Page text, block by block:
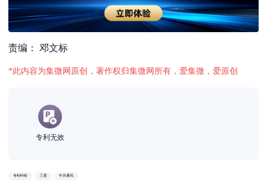
责编： 邓文标
*此内容为集微网原创，著作权归集微网所有，爱集微，爱原创
专利无效
专利纠纷 三星 中兴通讯